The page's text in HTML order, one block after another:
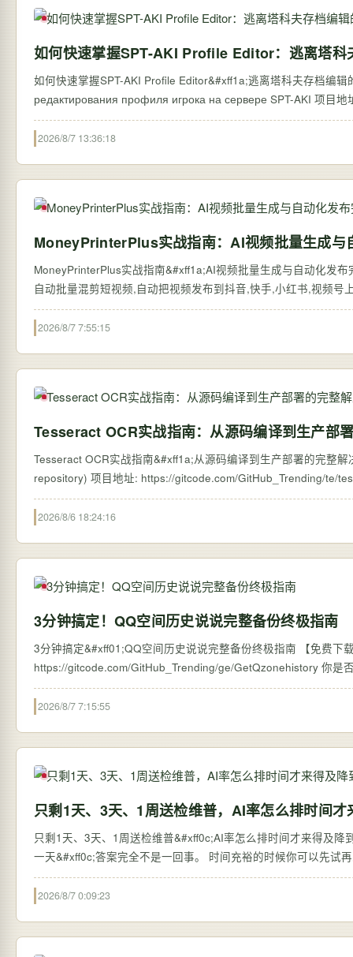
如何快速掌握SPT-AKI Profile Editor：逃离塔科
如何快速掌握SPT-AKI Profile Editor&#xff1a;逃离塔科夫存档编
редактирования
2026/8/7 13:36:18
MoneyPrinterPlus实战指南：AI视频批量生成与
MoneyPrinterPlus实战指南&#xff1a;AI视频批量生成与自动化发
自动批量混剪短视频,自动把视频发布到抖音,快手,小红书,视频
2026/8/7 7:55:15
Tesseract OCR实战指南：从源码编译到生产部
Tesseract OCR实战指南&#xff1a;从源码编译到生产部署的完整
2026/8/6 18:24:16
3分钟搞定！QQ空间历史说说完整备份终极指南
3分钟搞定&#xff01;QQ空间历史说说完整备份终极指南 【免费下载链
https://
2026/8/7 7:15:55
只剩1天、3天、1周送检维普，AI率怎么排时间
只剩1天、3天、1周送检维普&#xff0c;AI率怎么排时间才来得及
一天&#xff0c;答案完全不是一回事。 时间充裕的时候你可以先试
2026/8/7 0:09:23